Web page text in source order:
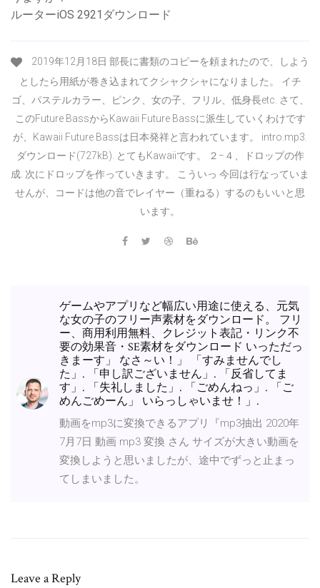
ルーターiOS 2921ダウンロード
2019年12月18日 部長に書類のコピーを頼まれたので、しよう
としたら用紙が巻き込まれてクシャクシャになりました。 イチ
ゴ、パステルカラー、ピンク、女の子、フリル、低身長etc. さて、
このFuture BassからKawaii Future Bassに派生していくわけです
が、Kawaii Future Bassは日本発祥と言われています。 intro.mp3.
ダウンロード(727kB). とてもKawaiiです。 ２−４、ドロップの作
成. 次にドロップを作っていきます。 こういっ 今回は行なっていま
せんが、コードは他の音でレイヤー（重ねる）するのもいいと思
います。
ゲームやアプリなど幅広い用途に使える、元気
な女の子のフリー声素材をダウンロード。 フリ
ー、商用利用無料、クレジット表記・リンク不
要の効果音・SE素材をダウンロード いっただっ
きまーす」 なさ～い！」 「すみませんでし
た」. 「申し訳ございません」. 「反省してま
す」. 「失礼しました」. 「ごめんねっ」. 「ご
めんごめーん」 いらっしゃいませ！」.
動画をmp3に変換できるアプリ『mp3抽出 2020年
7月7日 動画 mp3 変換 さん サイズが大きい動画を
変換しようと思いましたが、途中でずっと止まっ
てしまいました。
Leave a Reply